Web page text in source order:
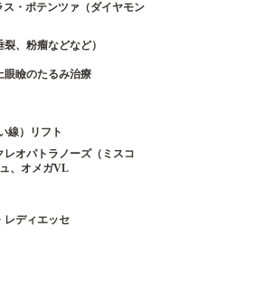
ス・ポテンツァ（ダイヤモン
、粉瘤などなど）
眼瞼のたるみ治療
線）リフト
レオパトラノーズ（ミスコ
、オメガVL
レディエッセ